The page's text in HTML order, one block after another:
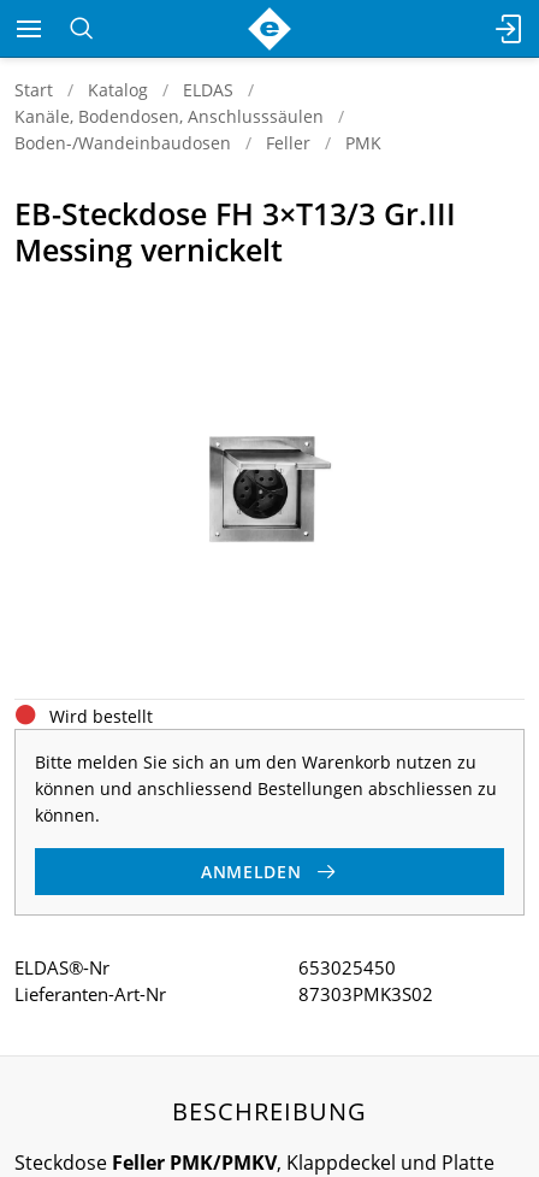
Start Katalog
ELDAS
Kanäle, Bodendosen, Anschlusssäulen
Boden-/Wandeinbaudosen
Feller PMK
EB-Steckdose FH 3×T13/3 Gr.III
Messing vernickelt
Wird bestellt
Bitte melden Sie sich an um den Warenkorb nutzen zu
können und anschliessend Bestellungen abschliessen zu
können.
ANMELDEN
ELDAS®-Nr
653025450
Lieferanten-Art-Nr
87303PMK3S02
BESCHREIBUNG
Steckdose Feller PMK/PMKV, Klappdeckel und Platte